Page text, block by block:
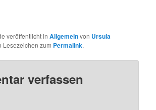
veröffentlicht inAllgemeinvon Ursula
Lesezeichen zum Permalink.
verfassen